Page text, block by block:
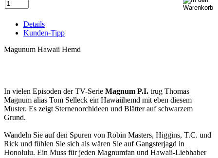
Details
Kunden-Tipp
Magunum Hawaii Hemd
In vielen Episoden der TV-Serie Magnum P.I. trug Thomas
Magnum alias Tom Selleck ein Hawaiihemd mit eben diesem
Muster. Es zeigt Sternenorchideen und Blätter auf schwarzem
Grund.
Wandeln Sie auf den Spuren von Robin Masters, Higgins, T.C. und
Rick und fühlen Sie sich als wären Sie auf Gangsterjagd in
Honolulu. Ein Muss für jeden Magnumfan und Hawaii-Liebhaber